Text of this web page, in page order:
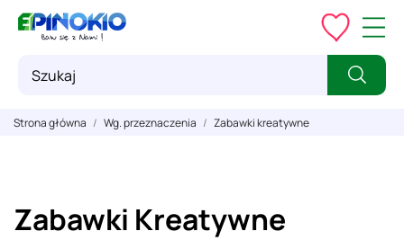
Strona główna Wg. przeznaczenia Zabawki kreatywne
Zabawki Kreatywne